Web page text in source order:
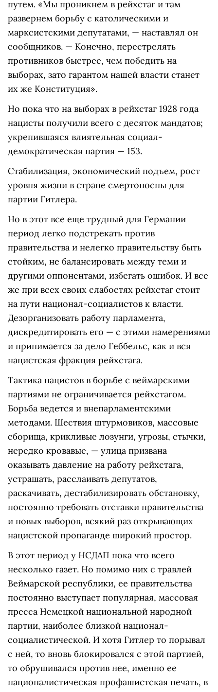
путем. «Мы проникнем в рейхстаг и там
развернем борьбу с католическими и
марксистскими депутатами, — наставлял он
сообщников. — Конечно, перестрелять
противников быстрее, чем победить на
выборах, зато гарантом нашей власти станет
их же Конституция».
Но пока что на выборах в рейхстаг 1928 года
нацисты получили всего с десяток мандатов;
укрепившаяся влиятельная социал-
демократическая партия — 153.
Стабилизация, экономический подъем, рост
уровня жизни в стране смертоносны для
партии Гитлера.
Но в этот все еще трудный для Германии
период легко подстрекать против
правительства и нелегко правительству быть
стойким, не балансировать между теми и
другими оппонентами, избегать ошибок. И все
же при всех своих слабостях рейхстаг стоит
на пути национал-социалистов к власти.
Дезорганизовать работу парламента,
дискредитировать его — с этими намерениями
и принимается за дело Геббельс, как и вся
нацистская фракция рейхстага.
Тактика нацистов в борьбе с веймарскими
партиями не ограничивается рейхстагом.
Борьба ведется и внепарламентскими
методами. Шествия штурмовиков, массовые
сборища, крикливые лозунги, угрозы, стычки,
нередко кровавые, — улица призвана
оказывать давление на работу рейхстага,
устрашать, расслаивать депутатов,
раскачивать, дестабилизировать обстановку,
постоянно требовать отставки правительства
и новых выборов, всякий раз открывающих
нацистской пропаганде широкий простор.
В этот период у НСДАП пока что всего
несколько газет. Но помимо них с травлей
Веймарской республики, ее правительства
постоянно выступает популярная, массовая
пресса Немецкой национальной народной
партии, наиболее близкой национал-
социалистической. И хотя Гитлер то порывал
с ней, то вновь блокировался с этой партией,
то обрушивался против нее, именно ее
националистическая профашистская печать, в